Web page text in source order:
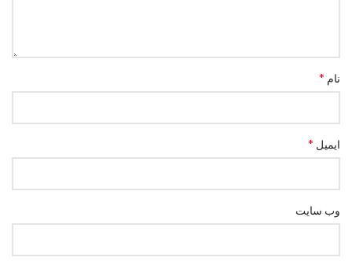
نام *
ایمیل *
وب‌ سایت